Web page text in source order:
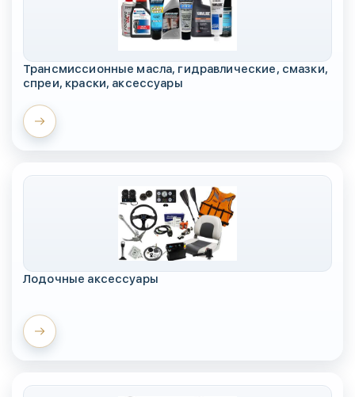
Трансмиссионные масла, гидравлические, смазки,
спреи, краски, аксессуары
Лодочные аксессуары